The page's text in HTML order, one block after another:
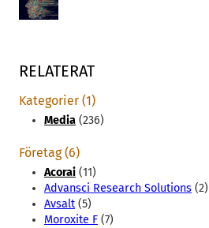
RELATERAT
Kategorier (1)
Media (236)
Företag (6)
Acorai (11)
Advansci Research Solutions (2)
Avsalt (5)
Moroxite F (7)